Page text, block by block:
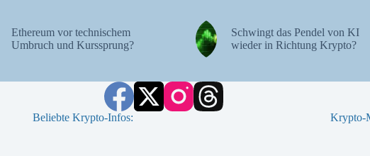
Ethereum vor technischem
Umbruch und Kurssprung?
Schwingt das Pendel von KI
wieder in Richtung Krypto?
Beliebte Krypto-Infos: Krypto-